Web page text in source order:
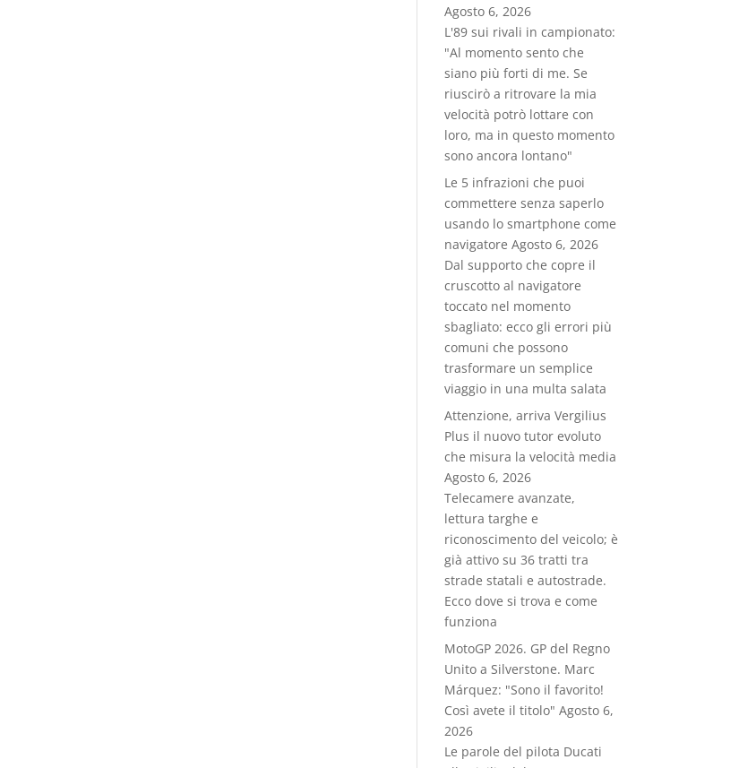
Agosto 6, 2026
L'89 sui rivali in campionato:
"Al momento sento che
siano più forti di me. Se
riuscirò a ritrovare la mia
velocità potrò lottare con
loro, ma in questo momento
sono ancora lontano"
Le 5 infrazioni che puoi
commettere senza saperlo
usando lo smartphone come
navigatore Agosto 6, 2026
Dal supporto che copre il
cruscotto al navigatore
toccato nel momento
sbagliato: ecco gli errori più
comuni che possono
trasformare un semplice
viaggio in una multa salata
Attenzione, arriva Vergilius
Plus il nuovo tutor evoluto
che misura la velocità media
Agosto 6, 2026
Telecamere avanzate,
lettura targhe e
riconoscimento del veicolo; è
già attivo su 36 tratti tra
strade statali e autostrade.
Ecco dove si trova e come
funziona
MotoGP 2026. GP del Regno
Unito a Silverstone. Marc
Márquez: "Sono il favorito!
Così avete il titolo" Agosto 6,
2026
Le parole del pilota Ducati